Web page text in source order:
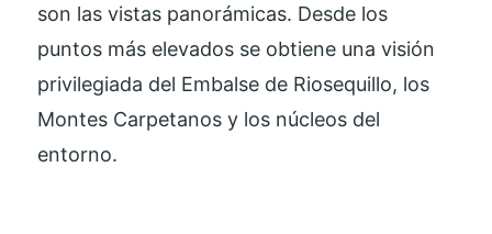
son las vistas panorámicas. Desde los
puntos más elevados se obtiene una visión
privilegiada del Embalse de Riosequillo, los
Montes Carpetanos y los núcleos del
entorno.